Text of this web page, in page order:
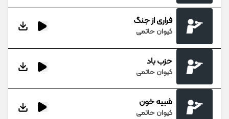
فراری از جنگ
کیوان حاتمی
حزب باد
کیوان حاتمی
شبیه خون
کیوان حاتمی